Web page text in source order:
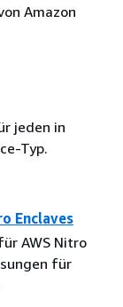
Amazon
jeden in
Typ.
Enclaves
AWS Nitro
für